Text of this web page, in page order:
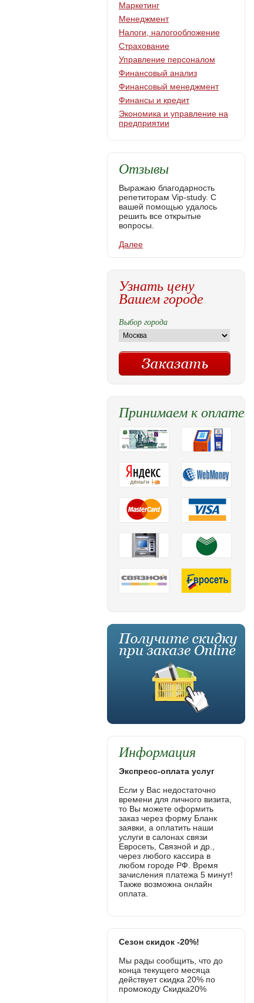
Маркетинг
Менеджмент
Налоги, налогообложение
Страхование
Управление персоналом
Финансовый анализ
Финансовый менеджмент
Финансы и кредит
Экономика и управление на
предприятии
Отзывы
Выражаю благодарность
репетиторам Vip-study. С
вашей помощью удалось
решить все открытые
вопросы.
Далее
Узнать цену
Вашем городе
Выбор города
Принимаем к оплате
Информация
Экспресс-оплата услуг
Если у Вас недостаточно
времени для личного визита,
то Вы можете оформить
заказ через форму Бланк
заявки, а оплатить наши
услуги в салонах связи
Евросеть, Связной и др.,
через любого кассира в
любом городе РФ. Время
зачисления платежа 5 минут!
Также возможна онлайн
оплата.
Сезон скидок -20%!
Мы рады сообщить, что до
конца текущего месяца
действует скидка 20% по
промокоду Скидка20%